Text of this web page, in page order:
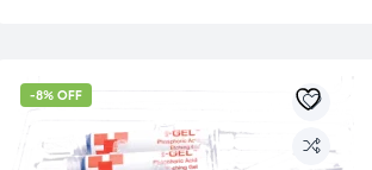
-8% OFF